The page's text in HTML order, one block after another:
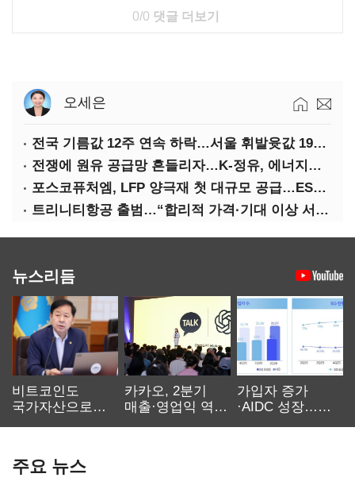
0/0 댓글 더보기
오세은
전국 기름값 12주 연속 하락…서울 휘발윳값 1909원
전쟁에 원유 공급망 흔들리자…K-정유, 에너지안보 핵심으로 재부상
포스코퓨처엠, LFP 양극재 첫 대규모 공급…ESS 시장 공략
트리니티항공 출범…“합리적 가격·기대 이상 서비스로 승부”
뉴스리듬
비트코인도
국가자산으로…'
카카오, 2분기
매출·영업익 역대
가입자 증가
·AIDC 성장…
주요 뉴스